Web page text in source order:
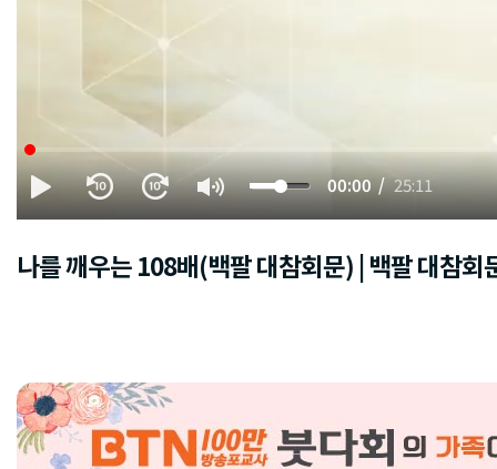
00:00 25:11
나를 깨우는 108배(백팔 대참회문) | 백팔 대참